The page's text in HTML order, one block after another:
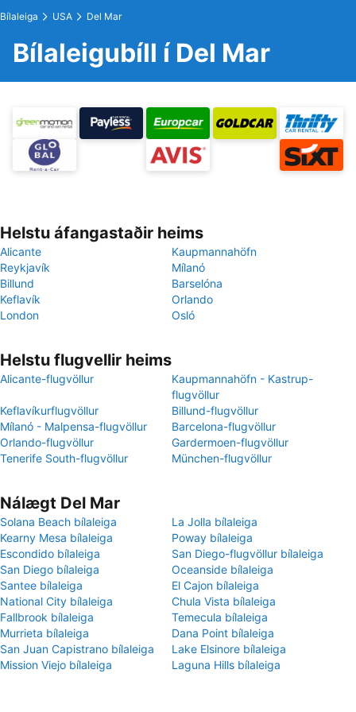
Bílaleiga USA Del Mar
Bílaleigubíll í Del Mar
Helstu áfangastaðir heims
Alicante
Kaupmannahöfn
Reykjavík
Mílanó
Billund
Barselóna
Keflavík
Orlando
London
Osló
Helstu flugvellir heims
Alicante-flugvöllur
Kaupmannahöfn - Kastrup-
flugvöllur
Keflavíkurflugvöllur
Billund-flugvöllur
Mílanó - Malpensa-flugvöllur
Barcelona-flugvöllur
Orlando-flugvöllur
Gardermoen-flugvöllur
Tenerife South-flugvöllur
München-flugvöllur
Nálægt Del Mar
Solana Beach bílaleiga
La Jolla bílaleiga
Kearny Mesa bílaleiga
Poway bílaleiga
Escondido bílaleiga
San Diego-flugvöllur bílaleiga
San Diego bílaleiga
Oceanside bílaleiga
Santee bílaleiga
El Cajon bílaleiga
National City bílaleiga
Chula Vista bílaleiga
Fallbrook bílaleiga
Temecula bílaleiga
Murrieta bílaleiga
Dana Point bílaleiga
San Juan Capistrano bílaleiga
Lake Elsinore bílaleiga
Mission Viejo bílaleiga
Laguna Hills bílaleiga